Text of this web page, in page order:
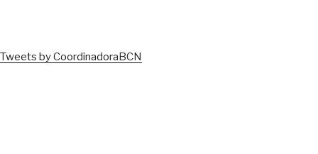
Tweets by CoordinadoraBCN